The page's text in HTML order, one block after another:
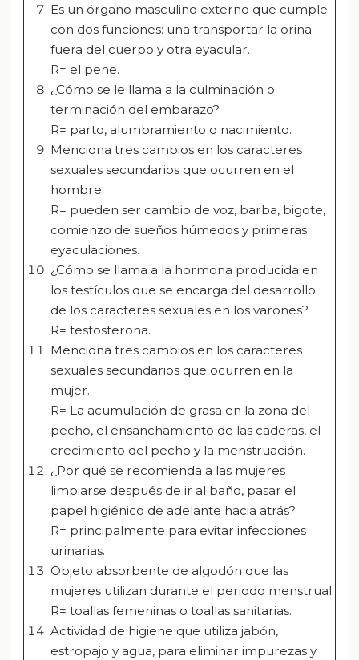
Es un órgano masculino externo que cumple
con dos funciones: una transportar la orina
fuera del cuerpo y otra eyacular.
R= el pene.
¿Cómo se le llama a la culminación o
terminación del embarazo?
R= parto, alumbramiento o nacimiento.
Menciona tres cambios en los caracteres
sexuales secundarios que ocurren en el
hombre.
R= pueden ser cambio de voz, barba, bigote,
comienzo de sueños húmedos y primeras
eyaculaciones.
¿Cómo se llama a la hormona producida en
los testículos que se encarga del desarrollo
de los caracteres sexuales en los varones?
R= testosterona.
Menciona tres cambios en los caracteres
sexuales secundarios que ocurren en la
mujer.
R= La acumulación de grasa en la zona del
pecho, el ensanchamiento de las caderas, el
crecimiento del pecho y la menstruación.
¿Por qué se recomienda a las mujeres
limpiarse después de ir al baño, pasar el
papel higiénico de adelante hacia atrás?
R= principalmente para evitar infecciones
urinarias.
Objeto absorbente de algodón que las
mujeres utilizan durante el periodo menstrual.
R= toallas femeninas o toallas sanitarias.
Actividad de higiene que utiliza jabón,
estropajo y agua, para eliminar impurezas y